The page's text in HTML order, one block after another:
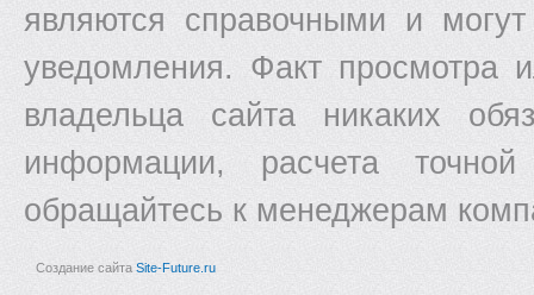
являются справочными и
уведомления. Факт просмотра
владельца сайта никаких
информации, расчета
обращайтесь к менеджерам
Создание сайта Site-Future.ru